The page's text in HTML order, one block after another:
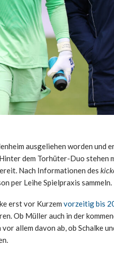
ausgeliehen worden und
dem Torhüter-Duo stehen
Nach Informationen des
per Leihe Spielpraxis sammeln.
erst vor Kurzem vorzeitig bis
Ob Müller auch in der
allem davon ab, ob Schalke